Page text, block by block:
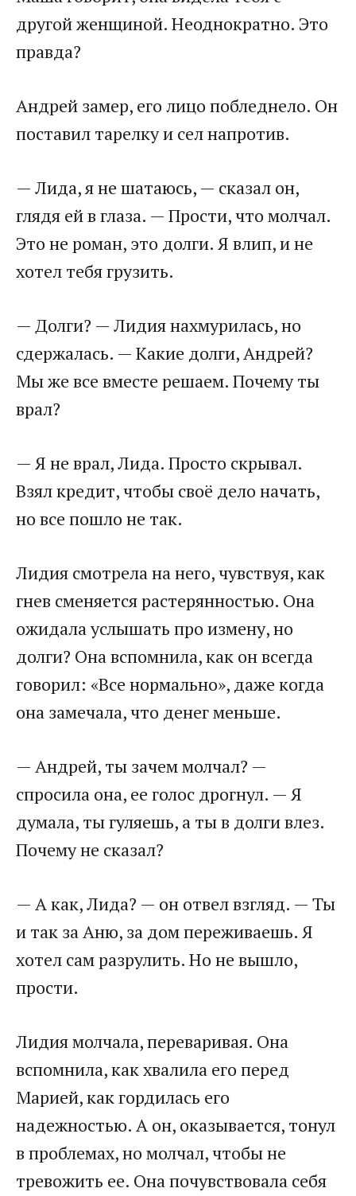
другой женщиной. Неоднократно. Это
правда?
Андрей замер, его лицо побледнело. Он
поставил тарелку и сел напротив.
— Лида, я не шатаюсь, — сказал он,
глядя ей в глаза. — Прости, что молчал.
Это не роман, это долги. Я влип, и не
хотел тебя грузить.
— Долги? — Лидия нахмурилась, но
сдержалась. — Какие долги, Андрей?
Мы же все вместе решаем. Почему ты
врал?
— Я не врал, Лида. Просто скрывал.
Взял кредит, чтобы своё дело начать,
но все пошло не так.
Лидия смотрела на него, чувствуя, как
гнев сменяется растерянностью. Она
ожидала услышать про измену, но
долги? Она вспомнила, как он всегда
говорил: «Все нормально», даже когда
она замечала, что денег меньше.
— Андрей, ты зачем молчал? —
спросила она, ее голос дрогнул. — Я
думала, ты гуляешь, а ты в долги влез.
Почему не сказал?
— А как, Лида? — он отвел взгляд. — Ты
и так за Аню, за дом переживаешь. Я
хотел сам разрулить. Но не вышло,
прости.
Лидия молчала, переваривая. Она
вспомнила, как хвалила его перед
Марией, как гордилась его
надежностью. А он, оказывается, тонул
в проблемах, но молчал, чтобы не
тревожить ее. Она почувствовала себя